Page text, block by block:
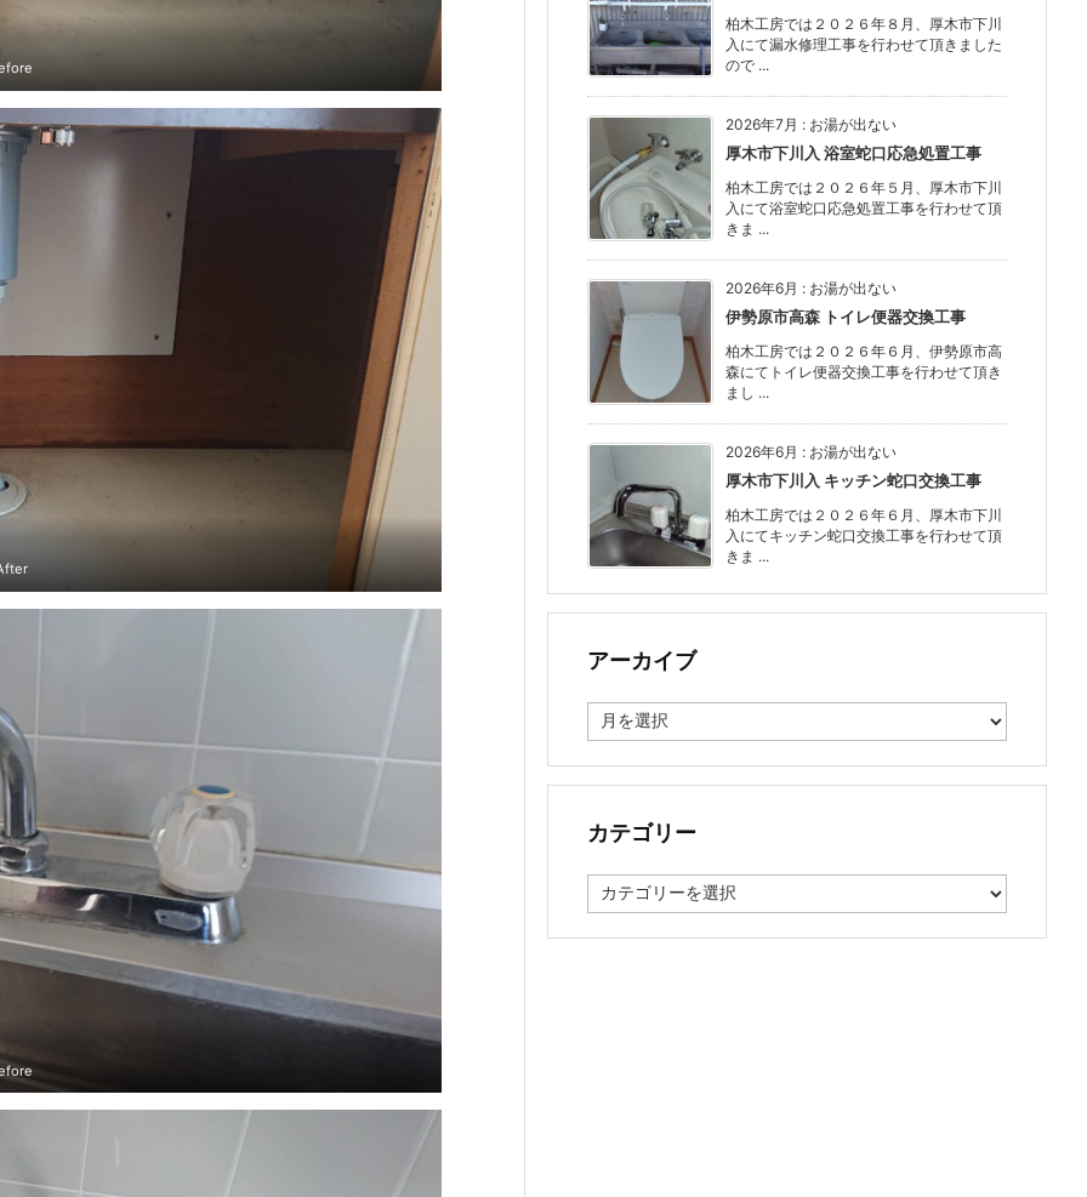
柏木工房では２０２６年８月、厚木市下川
入にて漏水修理工事を行わせて頂きました
ので ...
2026年7月 : お湯が出ない
厚木市下川入 浴室蛇口応急処置工事
柏木工房では２０２６年５月、厚木市下川
入にて浴室蛇口応急処置工事を行わせて頂
きま ...
2026年6月 : お湯が出ない
伊勢原市高森 トイレ便器交換工事
柏木工房では２０２６年６月、伊勢原市高
森にてトイレ便器交換工事を行わせて頂き
まし ...
2026年6月 : お湯が出ない
厚木市下川入 キッチン蛇口交換工事
柏木工房では２０２６年６月、厚木市下川
入にてキッチン蛇口交換工事を行わせて頂
きま ...
アーカイブ
ー
イ
カテゴリー
テ